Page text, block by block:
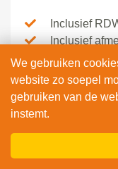
Inclusief
Inclusief
Inclusief BTW
We gebruiken
website zo soepel
gebruiken van de
instemt.